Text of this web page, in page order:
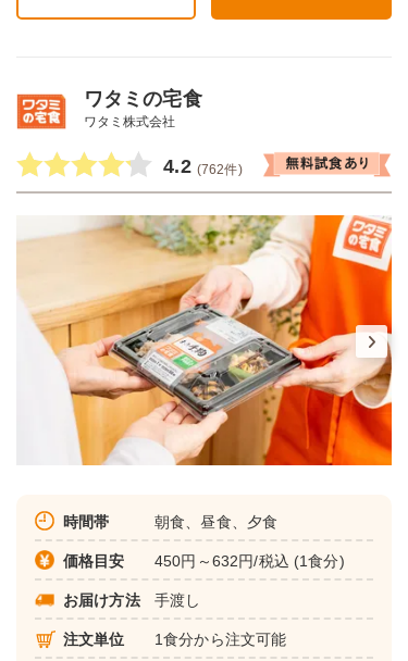
ワタミの宅食
ワタミ株式会社
4.2 (762件)
時間帯 朝食、昼食、夕食
価格目安 450円～632円/税込 (1食分)
お届け方法 手渡し
注文単位 1食分から注文可能